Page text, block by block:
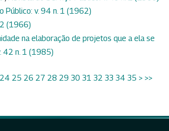
Público: v. 94 n. 1 (1962)
(1966)
na elaboração de projetos que a ela se
42 n. 1 (1985)
24 25 26 27 28 29 30 31 32 33 34 35 > >>